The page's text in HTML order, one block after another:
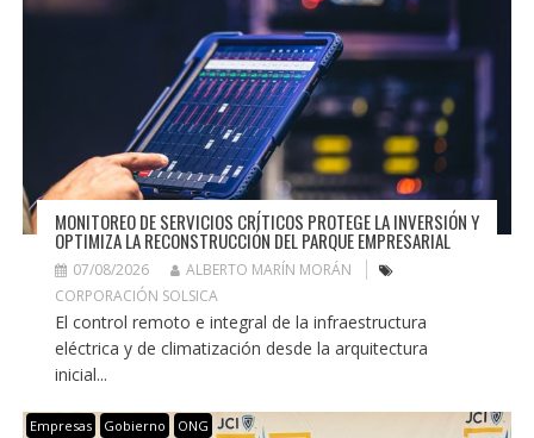
MONITOREO DE SERVICIOS CRÍTICOS PROTEGE LA INVERSIÓN Y
OPTIMIZA LA RECONSTRUCCIÓN DEL PARQUE EMPRESARIAL
07/08/2026
ALBERTO MARÍN MORÁN
CORPORACIÓN SOLSICA
El control remoto e integral de la infraestructura
eléctrica y de climatización desde la arquitectura
inicial...
Empresas Gobierno ONG